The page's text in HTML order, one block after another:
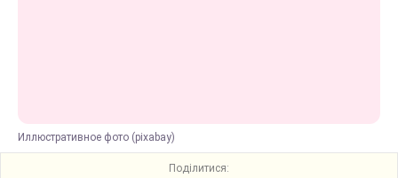
Иллюстративное фото (pixabay)
Поділитися: